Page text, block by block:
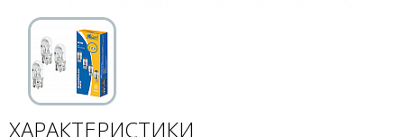
ХАРАКТЕРИСТИКИ